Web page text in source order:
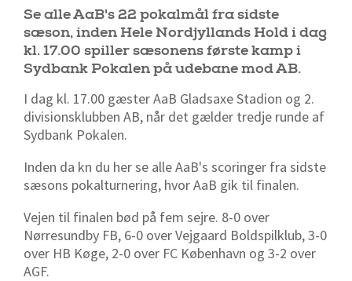
Se alle AaB's 22 pokalmål fra sidste
sæson, inden Hele Nordjyllands Hold i dag
kl. 17.00 spiller sæsonens første kamp i
Sydbank Pokalen på udebane mod AB.
I dag kl. 17.00 gæster AaB Gladsaxe Stadion og 2.
divisionsklubben AB, når det gælder tredje runde af
Sydbank Pokalen.
Inden da kn du her se alle AaB's scoringer fra sidste
sæsons pokalturnering, hvor AaB gik til finalen.
Vejen til finalen bød på fem sejre. 8-0 over
Nørresundby FB, 6-0 over Vejgaard Boldspilklub, 3-0
over HB Køge, 2-0 over FC København og 3-2 over
AGF.